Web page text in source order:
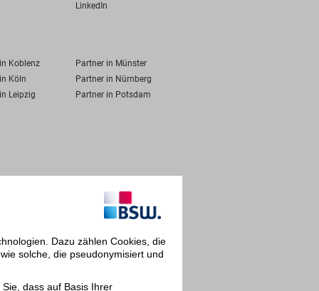
LinkedIn
Koblenz
Partner in Münster
Köln
Partner in Nürnberg
Leipzig
Partner in Potsdam
Dazu zählen Cookies, die
solche, die pseudonymisiert und
dass auf Basis Ihrer